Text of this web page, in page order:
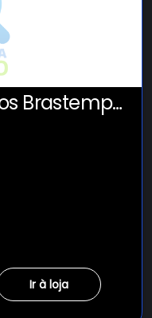
Brastemp
Ir à loja